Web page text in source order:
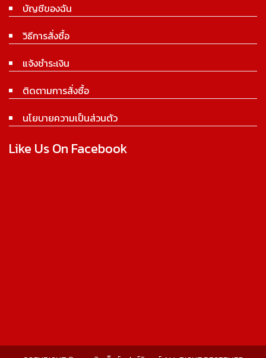
บัญชีของฉัน
วิธีการสั่งซื้อ
แจ้งชำระเงิน
ติดตามการสั่งซื้อ
นโยบายความเป็นส่วนตัว
Like Us On Facebook